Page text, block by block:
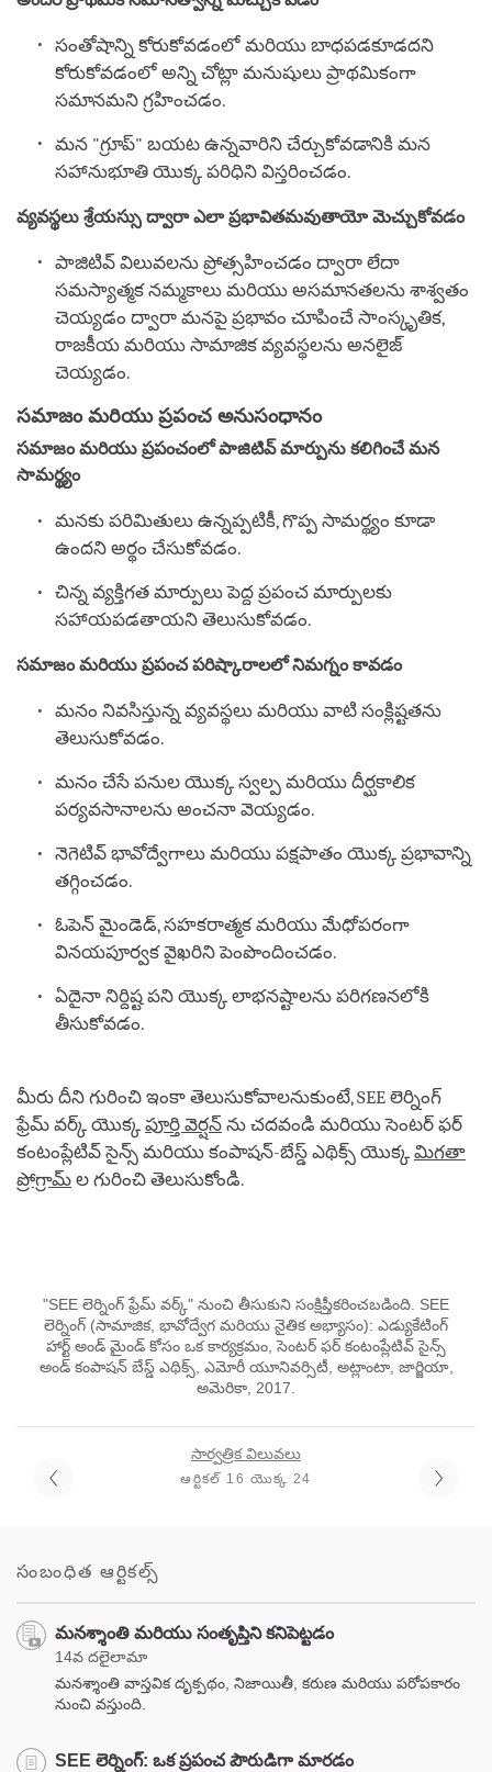
సంతోషాన్ని కోరుకోవడంలో మరియు బాధపడకూడదని
కోరుకోవడంలో అన్ని చోట్లా మనుషులు ప్రాథమికంగా
సమానమని గ్రహించడం.
మన "గ్రూప్" బయట ఉన్నవారిని చేర్చుకోవడానికి మన
సహానుభూతి యొక్క పరిధిని విస్తరించడం.
వ్యవస్థలు శ్రేయస్సు ద్వారా ఎలా ప్రభావితమవుతాయో మెచ్చుకోవడం
పాజిటివ్ విలువలను ప్రోత్సహించడం ద్వారా లేదా
సమస్యాత్మక నమ్మకాలు మరియు అసమానతలను శాశ్వతం
చెయ్యడం ద్వారా మనపై ప్రభావం చూపించే సాంస్కృతిక,
రాజకీయ మరియు సామాజిక వ్యవస్థలను అనలైజ్
చెయ్యడం.
సమాజం మరియు ప్రపంచ అనుసంధానం
సమాజం మరియు ప్రపంచంలో పాజిటివ్ మార్పును కలిగించే మన
సామర్థ్యం
మనకు పరిమితులు ఉన్నప్పటికీ, గొప్ప సామర్థ్యం కూడా
ఉందని అర్థం చేసుకోవడం.
చిన్న వ్యక్తిగత మార్పులు పెద్ద ప్రపంచ మార్పులకు
సహాయపడతాయని తెలుసుకోవడం.
సమాజం మరియు ప్రపంచ పరిష్కారాలలో నిమగ్నం కావడం
మనం నివసిస్తున్న వ్యవస్థలు మరియు వాటి సంక్లిష్టతను
తెలుసుకోవడం.
మనం చేసే పనుల యొక్క స్వల్ప మరియు దీర్ఘకాలిక
పర్యవసానాలను అంచనా వెయ్యడం.
నెగెటివ్ భావోద్వేగాలు మరియు పక్షపాతం యొక్క ప్రభావాన్ని
తగ్గించడం.
ఓపెన్ మైండెడ్, సహకరాత్మక మరియు మేధోపరంగా
వినయపూర్వక వైఖరిని పెంపొందించడం.
ఏదైనా నిర్దిష్ట పని యొక్క లాభనష్టాలను పరిగణనలోకి
తీసుకోవడం.
మీరు దీని గురించి ఇంకా తెలుసుకోవాలనుకుంటే, SEE లెర్నింగ్
ఫ్రేమ్ వర్క్ యొక్క పూర్తి వెర్షన్ ను చదవండి మరియు సెంటర్ ఫర్
కంటంప్లేటివ్ సైన్స్ మరియు కంపాషన్-బేస్డ్ ఎథిక్స్ యొక్క మిగతా
ప్రోగ్రామ్ ల గురించి తెలుసుకోండి.
"SEE లెర్నింగ్ ఫ్రేమ్ వర్క్" నుంచి తీసుకుని సంక్షిప్తీకరించబడింది. SEE
లెర్నింగ్ (సామాజిక, భావోద్వేగ మరియు నైతిక అభ్యాసం): ఎడ్యుకేటింగ్
హార్ట్ అండ్ మైండ్ కోసం ఒక కార్యక్రమం, సెంటర్ ఫర్ కంటంప్లేటివ్ సైన్స్
అండ్ కంపాషన్ బేస్డ్ ఎథిక్స్, ఎమోరీ యూనివర్సిటీ, అట్లాంటా, జార్జియా,
అమెరికా, 2017.
సార్వత్రిక విలువలు
ఆర్టికల్ 16 యొక్క 24
సంబంధిత ఆర్టికల్స్
మనశ్శాంతి మరియు సంతృప్తిని కనిపెట్టడం
14వ దలైలామా
మనశ్శాంతి వాస్తవిక దృక్పథం, నిజాయితీ, కరుణ మరియు పరోపకారం
నుంచి వస్తుంది.
SEE లెర్నింగ్: ఒక ప్రపంచ పౌరుడిగా మారడం